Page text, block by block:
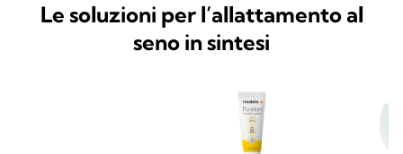
Le soluzioni per l’allattamento al
seno in sintesi